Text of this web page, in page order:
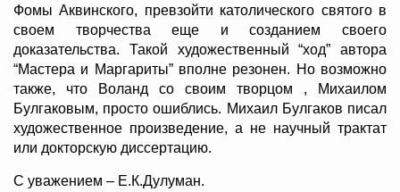
Фомы Аквинского, превзойти католического святого в
своем творчества еще и созданием своего
доказательства. Такой художественный “ход” автора
“Мастера и Маргариты” вполне резонен. Но возможно
также, что Воланд со своим творцом , Михаилом
Булгаковым, просто ошиблись. Михаил Булгаков писал
художественное произведение, а не научный трактат
или докторскую диссертацию.
С уважением – Е.К.Дулуман.